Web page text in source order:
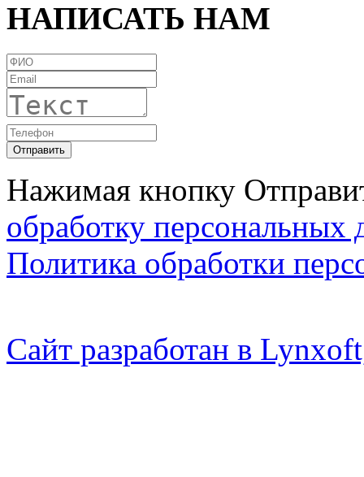
НАПИСАТЬ НАМ
Нажимая кнопку
обработку персональных
Политика обработки
Сайт разработан в